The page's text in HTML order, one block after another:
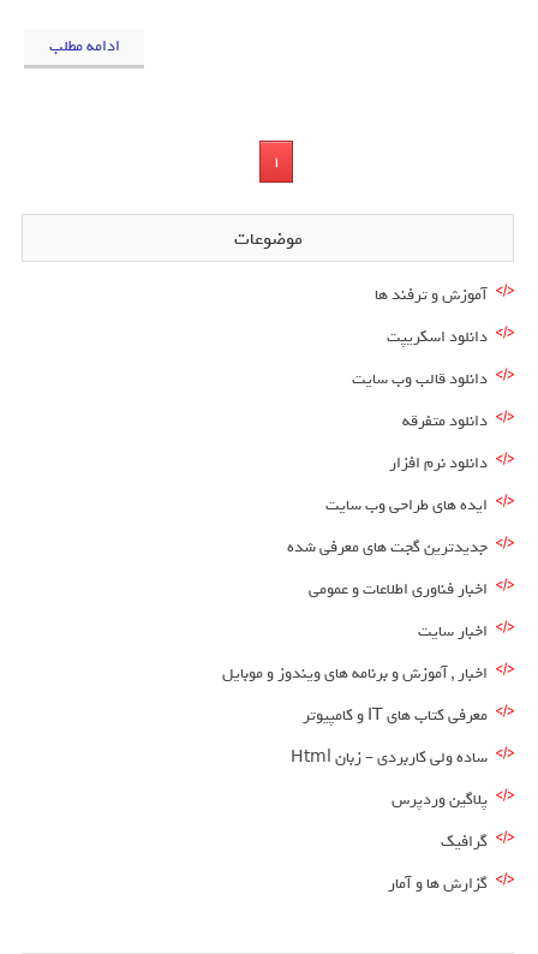
ادامه مطلب
1
موضوعات
آموزش و ترفند ها
دانلود اسکریپت
دانلود قالب وب سایت
دانلود متفرقه
دانلود نرم افزار
ایده های طراحی وب سایت
جدیدترین گجت های معرفی شده
اخبار فناوری اطلاعات و عمومی
اخبار سایت
اخبار , آموزش و برنامه های ویندوز و موبایل
معرفی کتاب های IT و کامپیوتر
ساده ولی کاربردی – زبان Html
پلاگین وردپرس
گرافیک
گزارش ها و آمار